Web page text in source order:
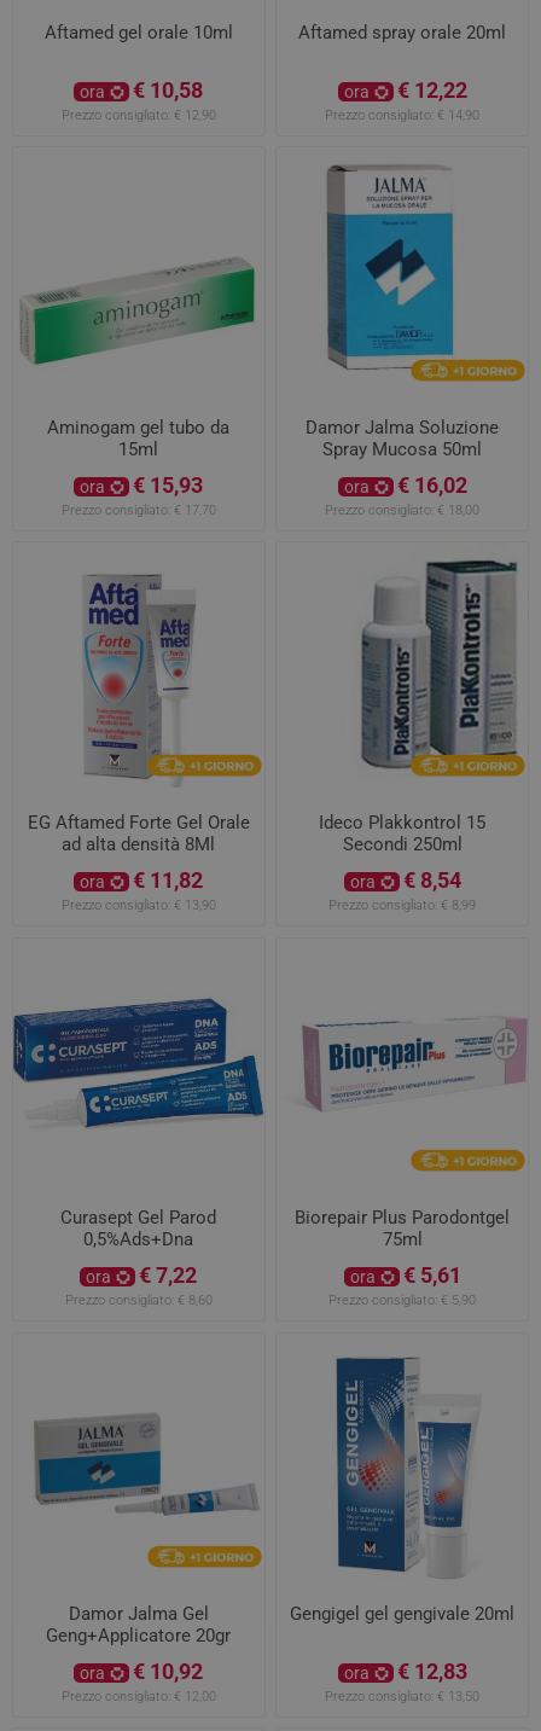
Aftamed gel orale 10ml
ora € 10,58
Prezzo consigliato: € 12,90
Aftamed spray orale 20ml
ora € 12,22
Prezzo consigliato: € 14,90
Aminogam gel tubo da
15ml
ora € 15,93
Prezzo consigliato: € 17,70
Damor Jalma Soluzione
Spray Mucosa 50ml
ora € 16,02
Prezzo consigliato: € 18,00
EG Aftamed Forte Gel Orale
ad alta densità 8Ml
ora € 11,82
Prezzo consigliato: € 13,90
Ideco Plakkontrol 15
Secondi 250ml
ora € 8,54
Prezzo consigliato: € 8,99
Curasept Gel Parod
0,5%Ads+Dna
ora € 7,22
Prezzo consigliato: € 8,60
Biorepair Plus Parodontgel
75ml
ora € 5,61
Prezzo consigliato: € 5,90
Damor Jalma Gel
Geng+Applicatore 20gr
ora € 10,92
Prezzo consigliato: € 12,00
Gengigel gel gengivale 20ml
ora € 12,83
Prezzo consigliato: € 13,50